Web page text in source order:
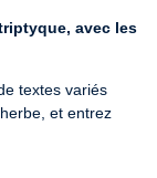
avec les
textes variés
et entrez